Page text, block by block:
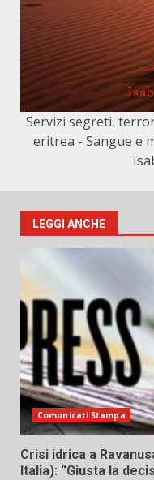
Servizi segreti,
eritrea - Sangue e
LEGGI ANCHE
Comunicati Stampa
Crisi idrica a
Italia): “Giusta la